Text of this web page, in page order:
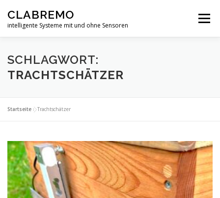
Inhalt
springen
CLABREMO
intelligente Systeme mit und ohne Sensoren
Menü
START PRODUKTE
SCHLAGWORT:
TRACHTSCHÄTZER
Startseite »Trachtschätzer